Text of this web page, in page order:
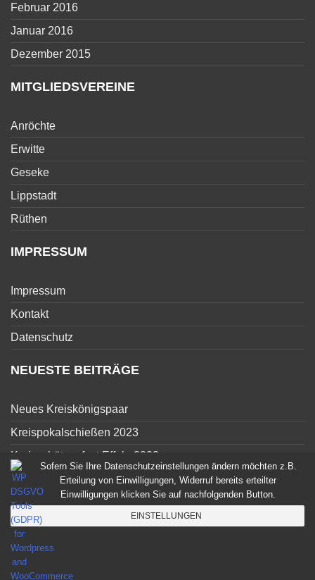
Februar 2016
Januar 2016
Dezember 2015
MITGLIEDSVEREINE
Anröchte
Erwitte
Geseke
Lippstadt
Rüthen
IMPRESSUM
Impressum
Kontakt
Datenschutz
NEUESTE BEITRÄGE
Neues Kreiskönigspaar
Kreispokalschießen 2023
Kreisschützenfest Effeln 2023
Jungschützen Treffunternehmen – Jetzt geht es los
Jungschützen treffen Unternehmen
Copyright © 2026
Sofern Sie Ihre Datenschutzeinstellungen ändern möchten z.B.
Erteilung von Einwilligungen, Widerruf bereits erteilter
Einwilligungen klicken Sie auf nachfolgenden Button.
EINSTELLUNGEN